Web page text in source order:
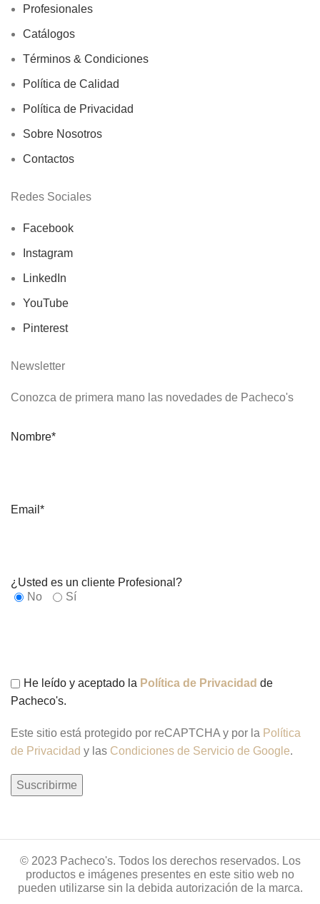
Profesionales
Catálogos
Términos & Condiciones
Política de Calidad
Política de Privacidad
Sobre Nosotros
Contactos
Redes Sociales
Facebook
Instagram
LinkedIn
YouTube
Pinterest
Newsletter
Conozca de primera mano las novedades de Pacheco's
Nombre*
Email*
¿Usted es un cliente Profesional?
No
Sí
He leído y aceptado la Política de Privacidad de
Pacheco's.
Este sitio está protegido por reCAPTCHA y por la Política
de Privacidad y las Condiciones de Servicio de Google.
© 2023 Pacheco's. Todos los derechos reservados. Los
productos e imágenes presentes en este sitio web no
pueden utilizarse sin la debida autorización de la marca.